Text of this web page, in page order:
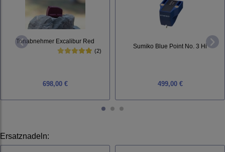
Tonabnehmer Excalibur Red
(2)
698,00 €
Sumiko Blue Point No. 3 Hi
499,00 €
Ersatznadeln: